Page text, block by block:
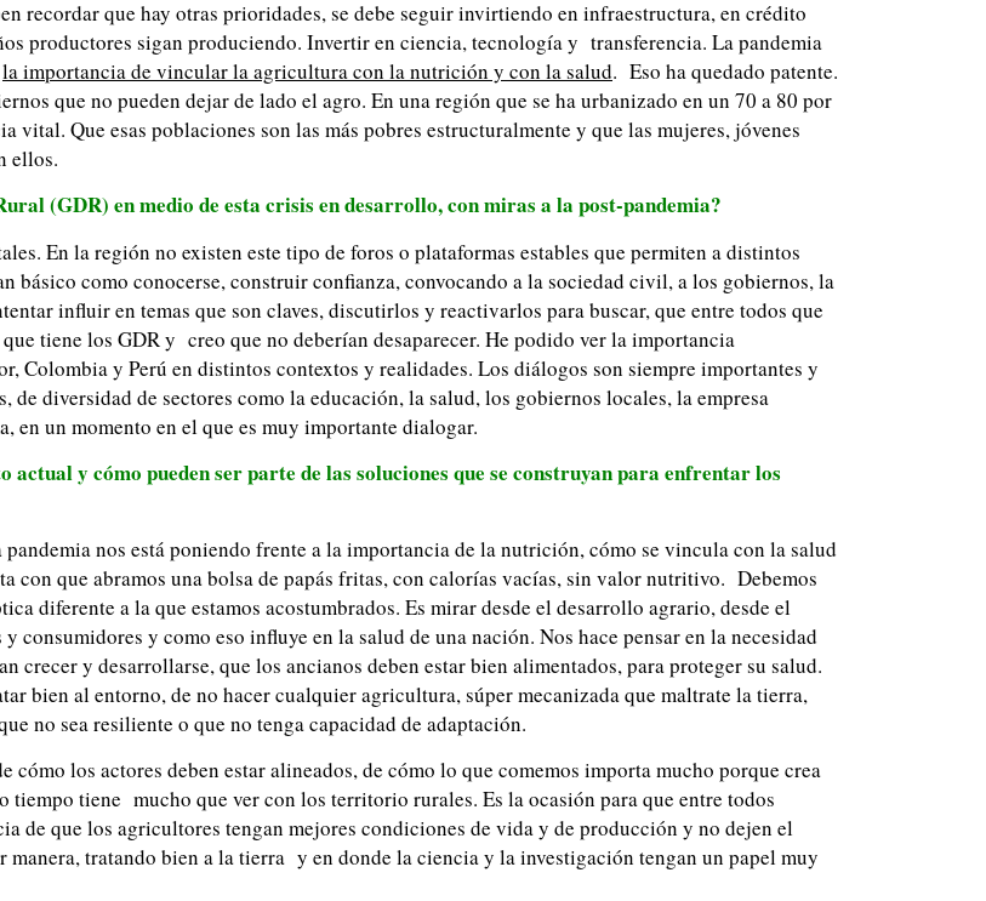
recordar que hay otras prioridades, se debe seguir invirtiendo en infraestructura, en crédito
productores sigan produciendo. Invertir en ciencia, tecnología y transferencia. La pandemia
la importancia de vincular la agricultura con la nutrición y con la salud. Eso ha quedado patente.
que no pueden dejar de lado el agro. En una región que se ha urbanizado en un 70 a 80 por
Que esas poblaciones son las más pobres estructuralmente y que las mujeres, jóvenes
ellos.
(GDR) en medio de esta crisis en desarrollo, con miras a la post-pandemia?
En la región no existen este tipo de foros o plataformas estables que permiten a distintos
básico como conocerse, construir confianza, convocando a la sociedad civil, a los gobiernos, la
influir en temas que son claves, discutirlos y reactivarlos para buscar, que entre todos que
tiene los GDR y creo que no deberían desaparecer. He podido ver la importancia
Colombia y Perú en distintos contextos y realidades. Los diálogos son siempre importantes y
diversidad de sectores como la educación, la salud, los gobiernos locales, la empresa
un momento en el que es muy importante dialogar.
actual y cómo pueden ser parte de las soluciones que se construyan para enfrentar los
nos está poniendo frente a la importancia de la nutrición, cómo se vincula con la salud
con que abramos una bolsa de papás fritas, con calorías vacías, sin valor nutritivo. Debemos
diferente a la que estamos acostumbrados. Es mirar desde el desarrollo agrario, desde el
consumidores y como eso influye en la salud de una nación. Nos hace pensar en la necesidad
crecer y desarrollarse, que los ancianos deben estar bien alimentados, para proteger su salud.
bien al entorno, de no hacer cualquier agricultura, súper mecanizada que maltrate la tierra,
no sea resiliente o que no tenga capacidad de adaptación.
cómo los actores deben estar alineados, de cómo lo que comemos importa mucho porque crea
tiempo tiene mucho que ver con los territorio rurales. Es la ocasión para que entre todos
de que los agricultores tengan mejores condiciones de vida y de producción y no dejen el
tratando bien a la tierra y en donde la ciencia y la investigación tengan un papel muy